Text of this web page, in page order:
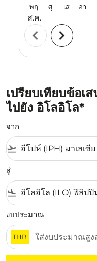
พฤ
ส.ค.
ศุ เส อา
chevron_left chevron_right
เปรียบเทียบข้อเ
ไปยัง อิโลอิโล*
จาก
flight_takeoff
สู่
flight_land
งบประมาณ
THB